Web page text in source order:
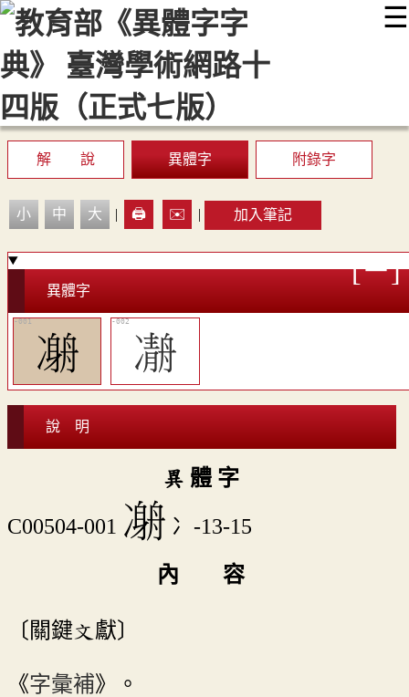
☰
::: 最新消息 常見問題 編輯說明
顯示模式
網站導覽
解 說 異體字 附錄字
小 中 大 | 🖨️ ✉️ | 加入筆記
異體字
𠘇 𠘒
說 明
異 體 字
C00504-001 𠘇 冫-13-15
內 容
〔關鍵文獻〕
《字彙補》。